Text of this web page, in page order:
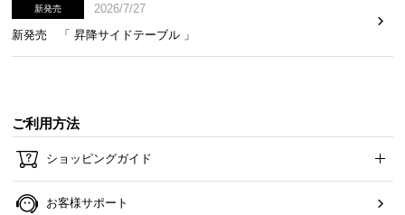
新発売
2026/7/27
新発売 「 昇降サイドテーブル 」
ご利用方法
ショッピングガイド
お客様サポート